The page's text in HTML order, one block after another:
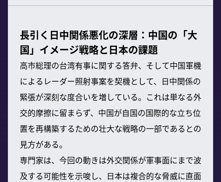
長引く日中関係悪化の深層：中国の「大
国」イメージ戦略と日本の課題
高市総理の台湾有事に関する答弁、そして中国軍機
によるレーダー照射事案を契機として、日中関係の
緊張が深刻な度合いを増している。これは単なる外
交的摩擦に留まらず、中国が自国の国際的な立ち位
置を再構築するための壮大な戦略の一部であるとの
見方がある。
専門家は、今回の動きは外交関係が軍事面にまで波
及する可能性を示唆し、日本は複合的な脅威に直面